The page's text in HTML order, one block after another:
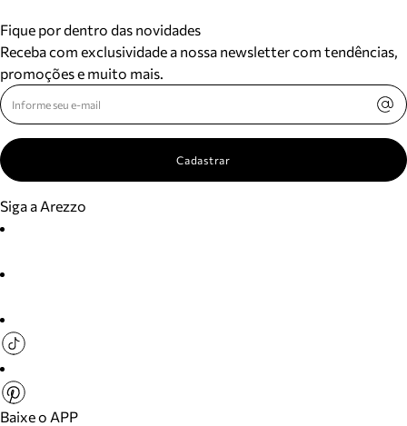
Fique por dentro das novidades
Receba com exclusividade a nossa newsletter com tendências,
promoções e muito mais.
Cadastrar
Siga a Arezzo
Baixe o APP